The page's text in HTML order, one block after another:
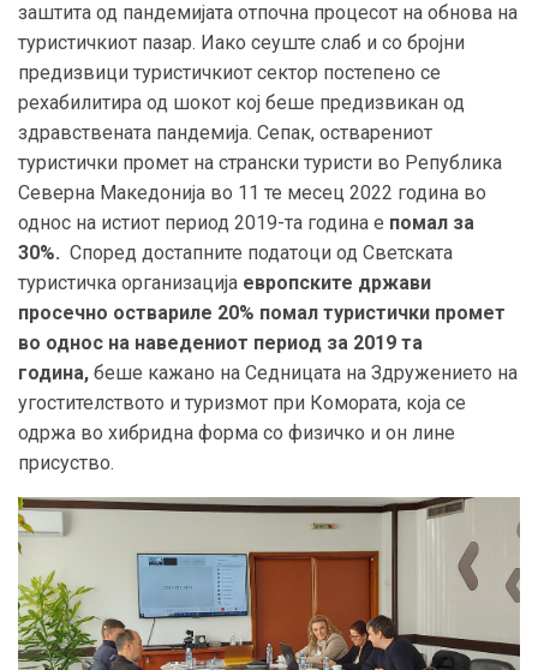
заштита од пандемијата отпочна процесот на обнова на
туристичкиот пазар. Иако сеуште слаб и со бројни
предизвици туристичкиот сектор постепено се
рехабилитира од шокот кој беше предизвикан од
здравствената пандемија. Сепак, остварениот
туристички промет на странски туристи во Република
Северна Македонија во 11 те месец 2022 година во
однос на истиот период 2019-та година е помал за
30%. Според достапните податоци од Светската
туристичка организација европските држави
просечно оствариле 20% помал туристички промет
во однос на наведениот период за 2019 та
година, беше кажано на Седницата на Здружението на
угостителството и туризмот при Комората, која се
одржа во хибридна форма со физичко и он лине
присуство.